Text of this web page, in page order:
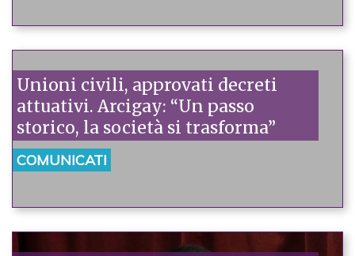
Unioni civili, approvati decreti
attuativi. Arcigay: “Un passo
storico, la società si trasforma”
COMUNICATI